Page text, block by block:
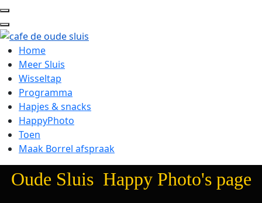
Home
Meer Sluis
Wisseltap
Programma
Hapjes & snacks
HappyPhoto
Toen
Maak Borrel afspraak
Oude Sluis Happy Photo's page